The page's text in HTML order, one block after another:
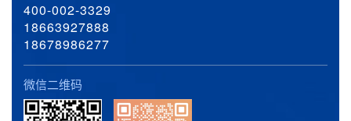
400-002-3329
18663927888
18678986277
微信二维码